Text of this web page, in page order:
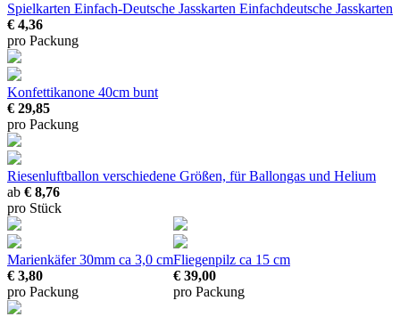
Spielkarten Einfach-Deutsche Jasskarten Einfachdeutsche Jasskarten
€ 4,36
pro Packung
Konfettikanone 40cm bunt
€ 29,85
pro Packung
Riesenluftballon verschiedene Größen, für Ballongas und Helium
ab € 8,76
pro Stück
Marienkäfer 30mm ca 3,0 cm
€ 3,80
pro Packung
Fliegenpilz ca 15 cm
€ 39,00
pro Packung